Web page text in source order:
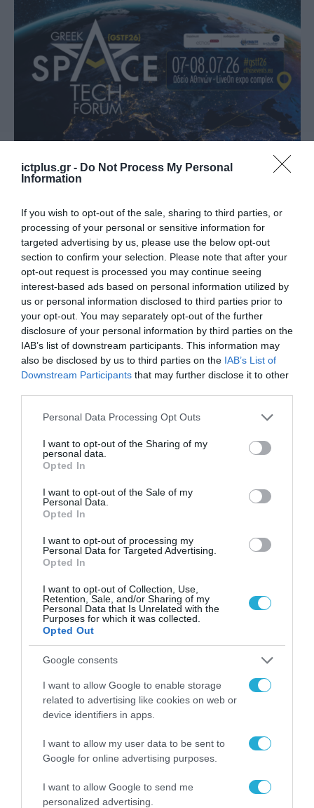
ictplus.gr - Do Not Process My Personal
Information
If you wish to opt-out of the sale, sharing to third parties, or
processing of your personal or sensitive information for
targeted advertising by us, please use the below opt-out
section to confirm your selection. Please note that after your
opt-out request is processed you may continue seeing
interest-based ads based on personal information utilized by
us or personal information disclosed to third parties prior to
your opt-out. You may separately opt-out of the further
disclosure of your personal information by third parties on the
IAB’s list of downstream participants. This information may
also be disclosed by us to third parties on the IAB’s List of
Downstream Participants that may further disclose it to other
Please note that this website/app uses one or more Google
not limited to your visit or usage behaviour. You may click to
grant or deny consent to Google and its third-party tags to
use your data for below specified purposes in below Google
consent section.
Personal Data Processing Opt Outs
I want to opt-out of the Sharing of my
personal data.
Opted In
I want to opt-out of the Sale of my
Personal Data.
Opted In
I want to opt-out of processing my
Personal Data for Targeted Advertising.
Opted In
I want to opt-out of Collection, Use,
Retention, Sale, and/or Sharing of my
Personal Data that Is Unrelated with the
Purposes for which it was collected.
Opted Out
Google consents
I want to allow Google to enable storage
related to advertising like cookies on web or
device identifiers in apps.
I want to allow my user data to be sent to
Google for online advertising purposes.
I want to allow Google to send me
personalized advertising.
ΕΚΔΗΛΩΣΕΙΣ
στις 7 και 8 Ιουλίου, υπό την
αιγίδα του ΕΚΤ
02.07.2026
ΤΕΧΝΟΛΟΓΙΕΣ
Η Open Cosmos φέρνει την
παρατήρηση της γης σε σχεδόν
πραγματικό χρόνο με το
OpenConstellation 1.0
Το ΑΠΘ δημιουργεί το πρώτο
εθνικό σύστημα δορυφορικής
παρακολούθησης των δασών